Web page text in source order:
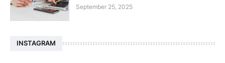
September 25, 2025
INSTAGRAM